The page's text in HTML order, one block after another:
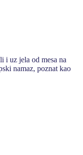
i uz jela od mesa na
namaz, poznat kao